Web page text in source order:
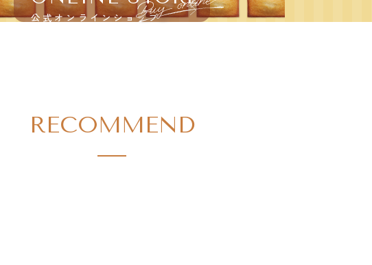
公式オンラインショップ
RECOMMEND